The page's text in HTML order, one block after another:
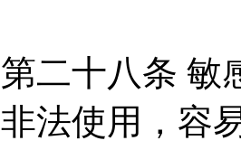
第二十八条 敏
非法使用，容